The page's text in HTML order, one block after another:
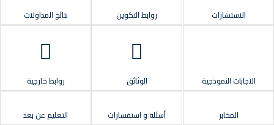
الاستشارات روابط التكوين نتائج المداولات
الاجابات النموذجية الوثائق روابط خارجية
المخابر أسئلة و استفسارات التعليم عن بعد